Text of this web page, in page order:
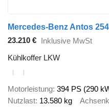
Mercedes-Benz Antos
23.210 € Inklusive MwSt
Kühlkoffer LKW
Motorleistung 394 PS (290
Nutzlast 13.580 kg